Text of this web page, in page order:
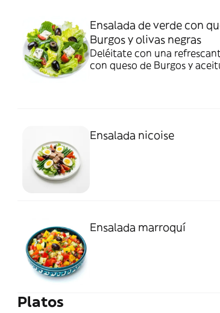
Ensalada de verde con
Burgos y olivas negras
Deléitate con una
con queso de Burgos y
Ensalada nicoise
Ensalada marroquí
Platos